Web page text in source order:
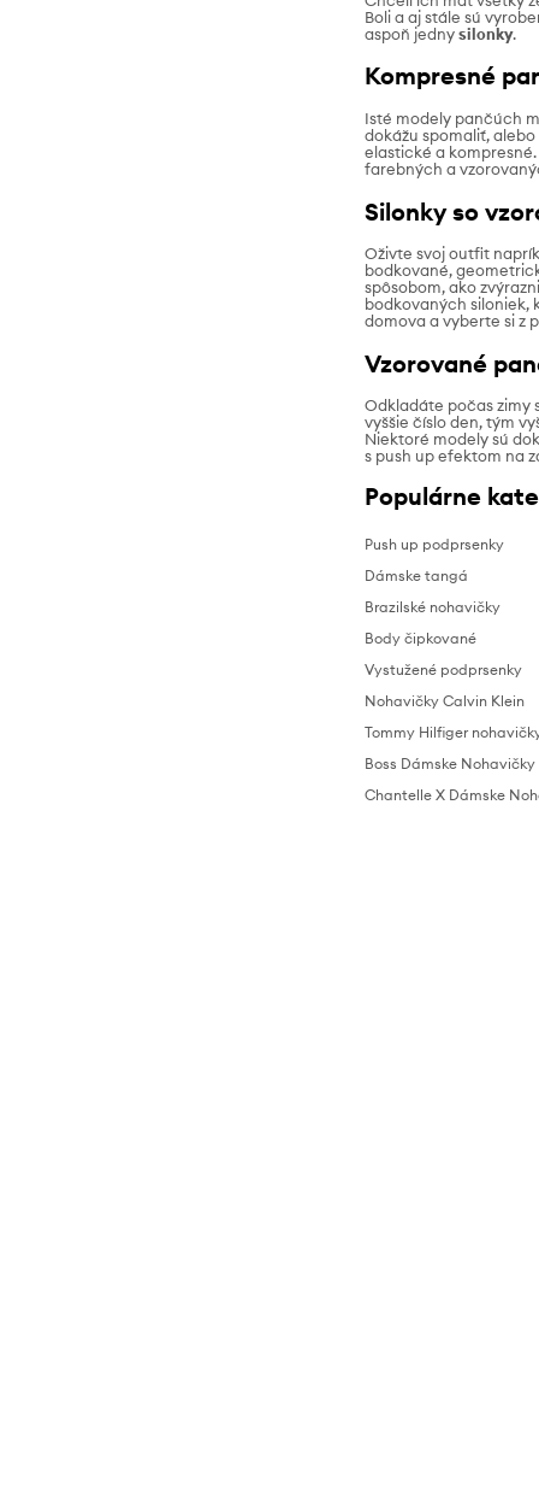
Boli a aj stále sú
aspoň jednysilonky.
Kompresné
Isté modely pančúch
dokážu spomaliť,
elastické a
farebných a
Silonky so
Oživte svoj outfit
bodkované,
spôsobom, ako
bodkovaných siloniek,
domova a vyberte si z
Vzorované
Odkladáte počas zimy
vyššie číslo den, tým
Niektoré modely sú
s push up efektom na
Populárne
Push up podprsenky
Dámske tangá
Brazilské nohavičky
Body čipkované
Vystužené podprsenky
Nohavičky Calvin Klein
Tommy Hilfiger
Boss Dámske Nohavičky
Chantelle X Dámske